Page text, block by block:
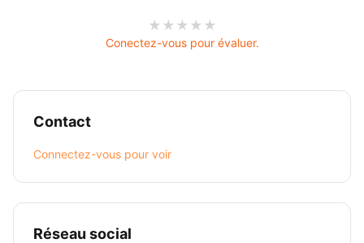
★ ★ ★ ★ ★
Conectez-vous pour évaluer.
Contact
Connectez-vous pour voir
Réseau social